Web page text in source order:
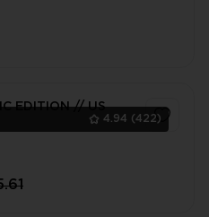
4.94 (422)
EDITION // US